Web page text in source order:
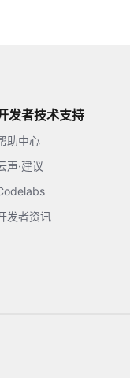
发者技术支持
助中心
声·建议
发者资讯